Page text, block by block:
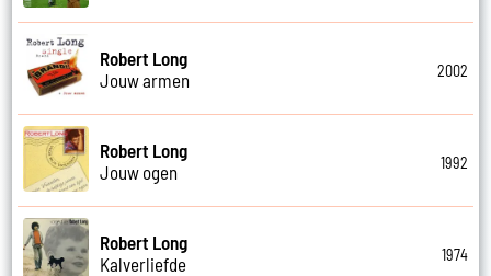
Robert Long
Jouw armen
2002
Robert Long
Jouw ogen
1992
Robert Long
Kalverliefde
1974